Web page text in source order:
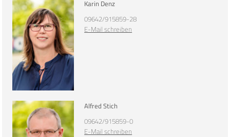
Karin Denz
09642/915859-28
E-Mail schreiben
Alfred Stich
09642/915859-0
E-Mail schreiben